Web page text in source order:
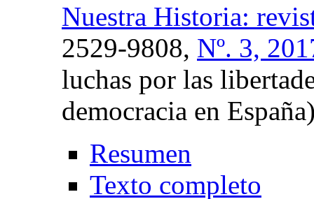
Nuestra Historia:
2529-9808, Nº. 3,
luchas por las
democracia en
Resumen
Texto completo